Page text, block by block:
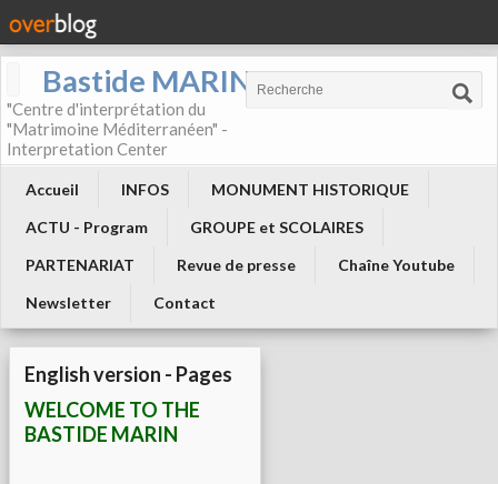
Bastide MARIN
"Centre d'interprétation du
"Matrimoine Méditerranéen" -
Interpretation Center
Accueil INFOS
MONUMENT HISTORIQUE
ACTU - Program
GROUPE et SCOLAIRES
PARTENARIAT
Revue de presse
Chaîne Youtube
Newsletter
Contact
English version - Pages
WELCOME TO THE
BASTIDE MARIN